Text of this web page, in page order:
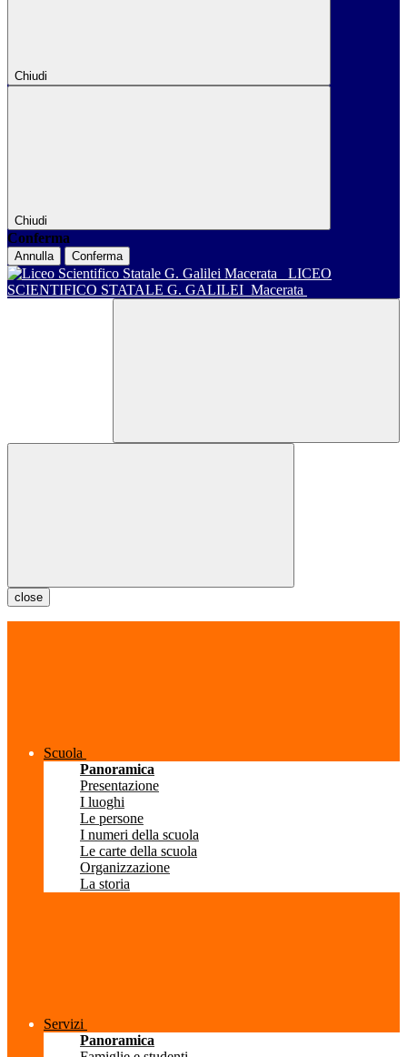
Chiudi
Chiudi
Conferma
Annulla Conferma
LICEO
SCIENTIFICO STATALE G. GALILEI Macerata
close
Scuola
Panoramica
Presentazione
I luoghi
Le persone
I numeri della scuola
Le carte della scuola
Organizzazione
La storia
Servizi
Panoramica